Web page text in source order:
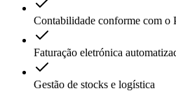
Contabilidade conforme com o
Faturação eletrónica
Gestão de stocks e logística